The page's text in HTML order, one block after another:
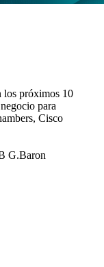
los próximos 10
para
Cisco
G.Baron